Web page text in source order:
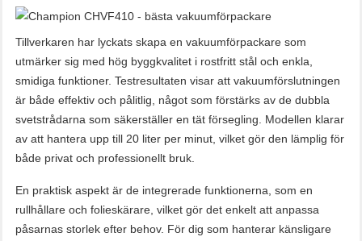
Tillverkaren har lyckats skapa en vakuumförpackare som
utmärker sig med hög byggkvalitet i rostfritt stål och enkla,
smidiga funktioner. Testresultaten visar att vakuumförslutningen
är både effektiv och pålitlig, något som förstärks av de dubbla
svetstrådarna som säkerställer en tät försegling. Modellen klarar
av att hantera upp till 20 liter per minut, vilket gör den lämplig för
både privat och professionellt bruk.
En praktisk aspekt är de integrerade funktionerna, som en
rullhållare och folieskärare, vilket gör det enkelt att anpassa
påsarnas storlek efter behov. För dig som hanterar känsligare